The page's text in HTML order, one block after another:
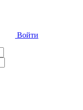
Войти